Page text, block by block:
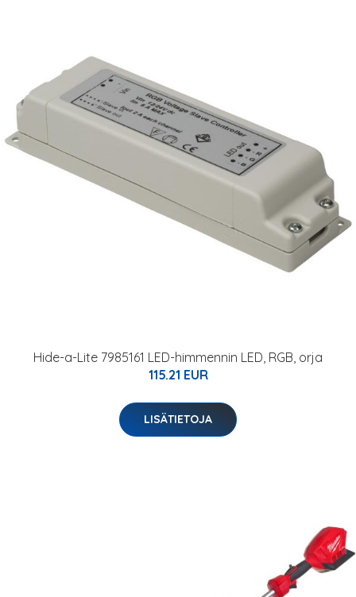
Hide-a-Lite 7985161 LED-himmennin LED, RGB, orja
115.21 EUR
LISÄTIETOJA